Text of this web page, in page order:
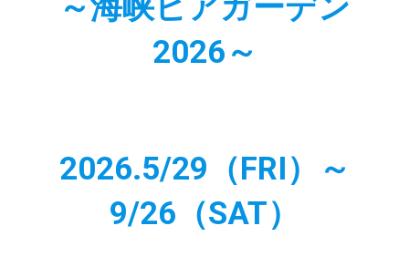
～海峡ビアガーデン
2026～
2026.5/29（FRI）～
9/26（SAT）